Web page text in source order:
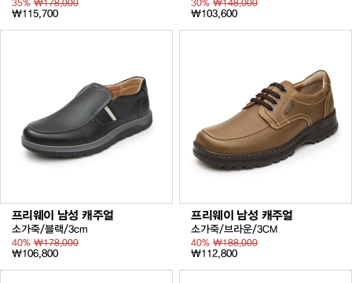
35% ₩178,000
₩115,700
30%₩148,000
₩103,600
프리웨이 남성 캐주얼
소가죽/블랙/3cm
40% ₩178,000
₩106,800
프리웨이 남성 캐주얼
소가죽/브라운/3CM
40%₩188,000
₩112,800